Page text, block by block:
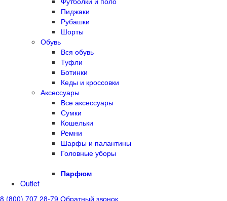
Пиджаки
Рубашки
Шорты
Обувь
Вся обувь
Туфли
Ботинки
Кеды и кроссовки
Аксессуары
Все аксессуары
Сумки
Кошельки
Ремни
Шарфы и палантины
Головные уборы
Парфюм
Outlet
8 (800) 707 28-79 Обратный звонок